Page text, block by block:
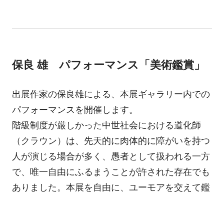
保良 雄 パフォーマンス「美術鑑賞」
出展作家の保良雄による、本展ギャラリー内での
パフォーマンスを開催します。
階級制度が厳しかった中世社会における道化師
（クラウン）は、先天的に肉体的に障がいを持つ
人が演じる場合が多く、愚者として扱われる一方
で、唯一自由にふるまうことが許された存在でも
ありました。本展を自由に、ユーモアを交えて鑑